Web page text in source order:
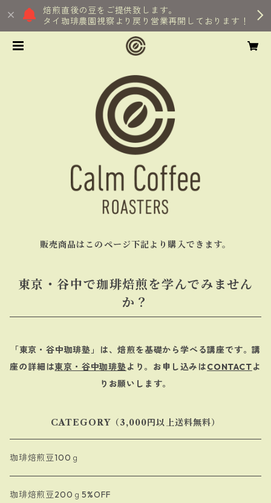
焙煎直後の豆をご提供致します。
タイ珈琲農園視察より戻り営業再開しております！
販売商品はこのページ下記より購入できます。
東京・谷中で珈琲焙煎を学んでみません
か？
「東京・谷中珈琲塾」は、焙煎を基礎から学べる講座です。講
座の詳細は東京・谷中珈琲塾より。お申し込みはCONTACTよ
りお願いします。
CATEGORY（3,000円以上送料無料）
珈琲焙煎豆100ｇ
珈琲焙煎豆200ｇ5%OFF